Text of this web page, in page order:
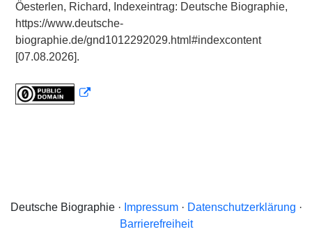
Öesterlen, Richard, Indexeintrag: Deutsche Biographie,
https://www.deutsche-
biographie.de/gnd1012292029.html#indexcontent
[07.08.2026].
Deutsche Biographie · Impressum· Datenschutzerklärung ·
Barrierefreiheit